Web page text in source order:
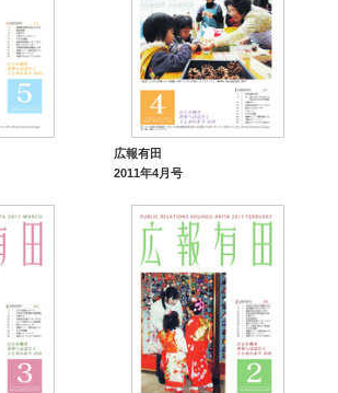
広報有田
2011年4月号